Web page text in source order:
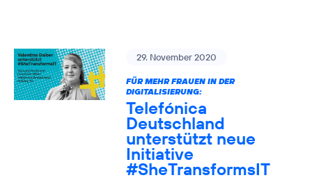
29. November 2020
FÜR MEHR FRAUEN IN DER
DIGITALISIERUNG:
Telefónica
Deutschland
unterstützt neue
Initiative
#SheTransformsIT